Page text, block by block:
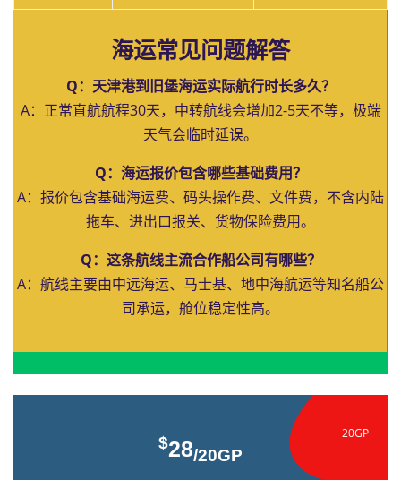
海运常见问题解答
Q：天津港到旧堡海运实际航行时长多久？
A：正常直航航程30天，中转航线会增加2-5天不等，极端
天气会临时延误。
Q：海运报价包含哪些基础费用？
A：报价包含基础海运费、码头操作费、文件费，不含内陆
拖车、进出口报关、货物保险费用。
Q：这条航线主流合作船公司有哪些？
A：航线主要由中远海运、马士基、地中海航运等知名船公
司承运，舱位稳定性高。
20GP
$28/20GP